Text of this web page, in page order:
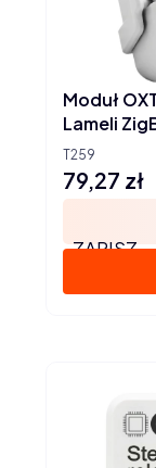
T259
Moduł
Lameli
Cena
79,27 zł
ZAPISZ